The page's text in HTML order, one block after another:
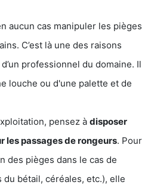
aucun cas manipuler les pièges
C’est là une des raisons
professionnel du domaine. Il
louche ou d'une palette et de
pensez à disposer
les passages de rongeurs. Pour
des pièges dans le cas de
du bétail, céréales, etc.), elle